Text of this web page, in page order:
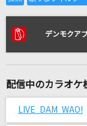
リア
サンサン・サマ
デンモクア
配信中のカラオケ
LIVE DAM WAO!